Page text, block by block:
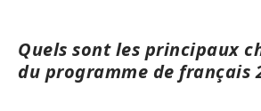
Quels sont les principaux
du programme de français